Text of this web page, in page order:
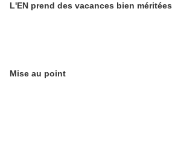
L'EN prend des vacances bien méritées
Mise au point